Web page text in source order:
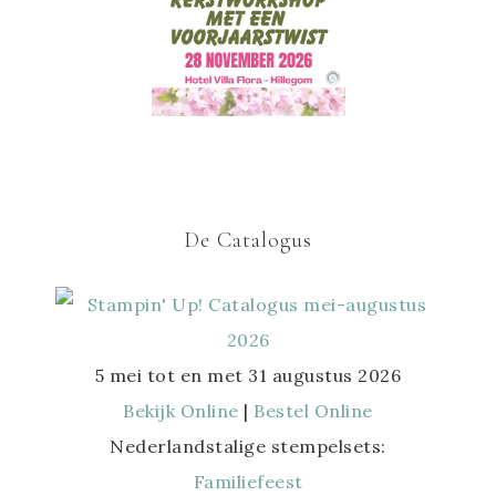
De Catalogus
5 mei tot en met 31 augustus 2026
Bekijk Online | Bestel Online
Nederlandstalige stempelsets:
Familiefeest